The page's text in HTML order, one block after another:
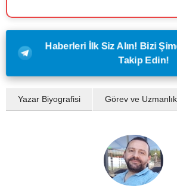
Haberleri İlk Siz Alın! Bizi
Takip Edin!
Yazar Biyografisi Görev ve Uzmanlık